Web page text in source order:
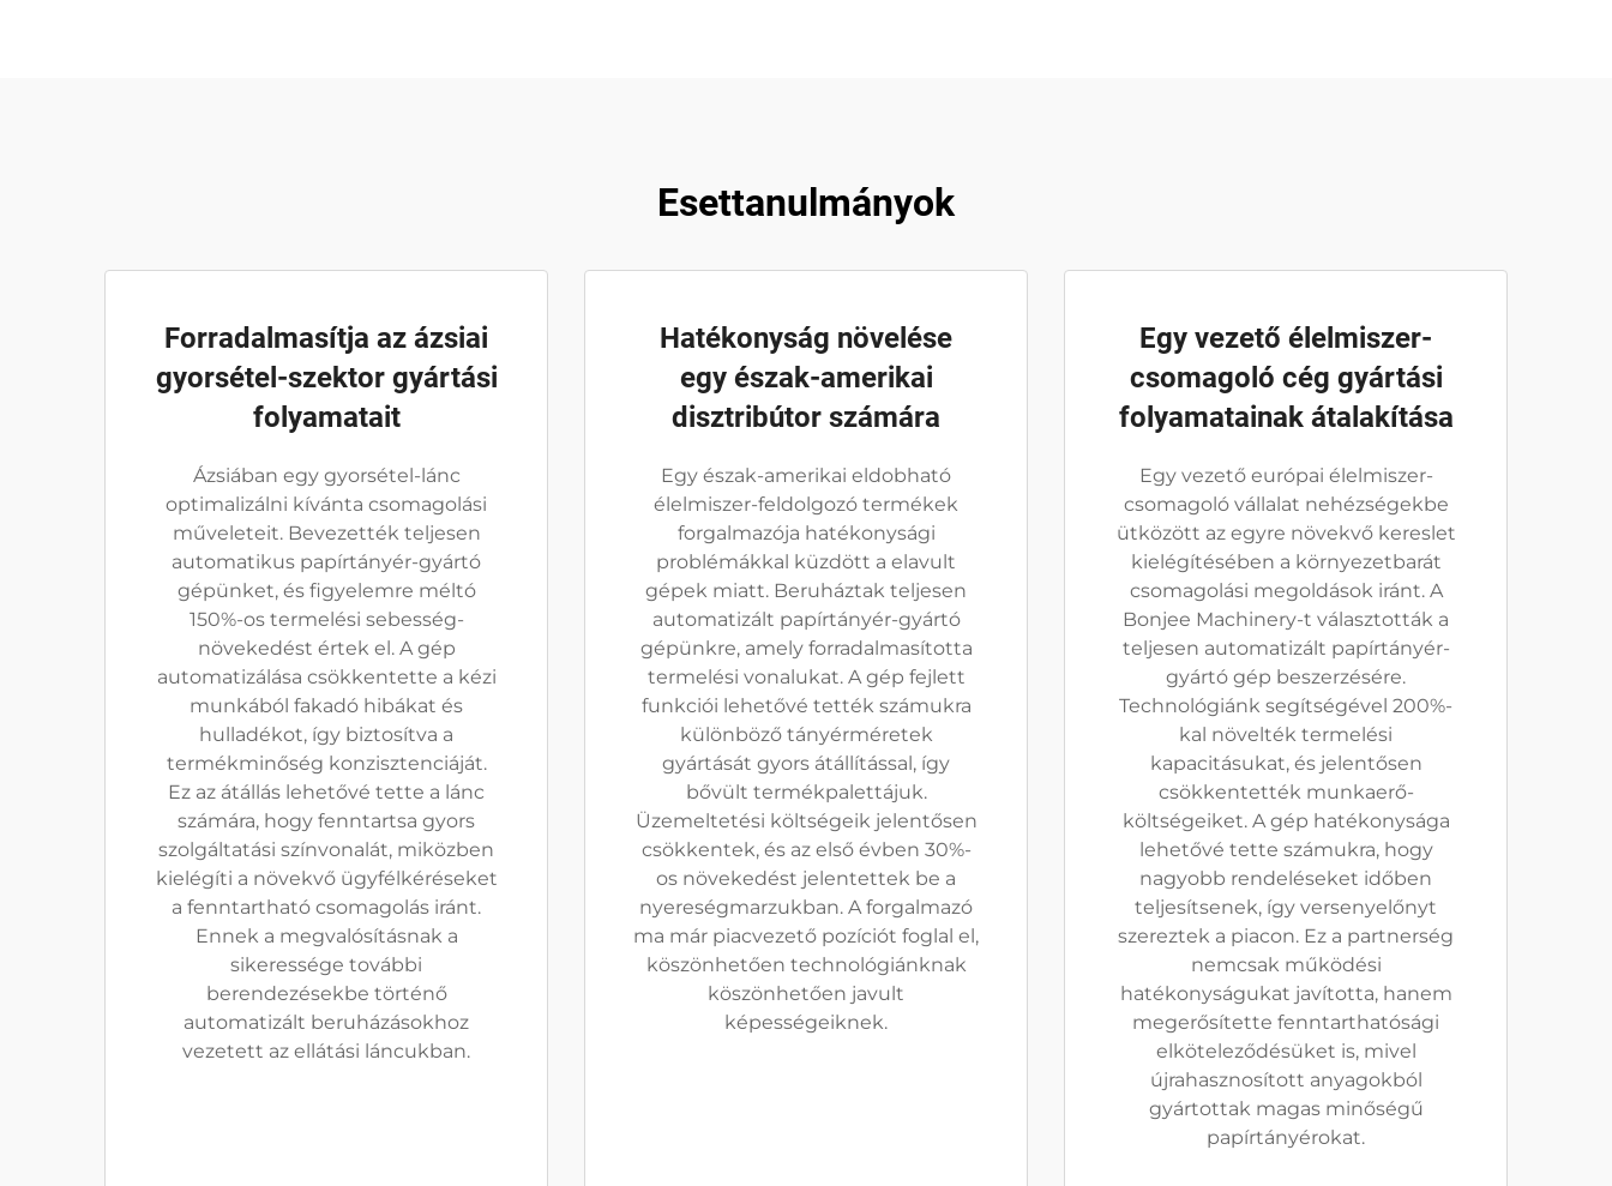
Esettanulmányok
Forradalmasítja az ázsiai
gyorsétel-szektor gyártási
folyamatait
Ázsiában egy gyorsétel-lánc
optimalizálni kívánta csomagolási
műveleteit. Bevezették teljesen
automatikus papírtányér-gyártó
gépünket, és figyelemre méltó
150%-os termelési sebesség-
növekedést értek el. A gép
automatizálása csökkentette a kézi
munkából fakadó hibákat és
hulladékot, így biztosítva a
termékminőség konzisztenciáját.
Ez az átállás lehetővé tette a lánc
számára, hogy fenntartsa gyors
szolgáltatási színvonalát, miközben
kielégíti a növekvő ügyfélkéréseket
a fenntartható csomagolás iránt.
Ennek a megvalósításnak a
sikeressége további
berendezésekbe történő
automatizált beruházásokhoz
vezetett az ellátási láncukban.
Hatékonyság növelése
egy észak-amerikai
disztribútor számára
Egy észak-amerikai eldobható
élelmiszer-feldolgozó termékek
forgalmazója hatékonysági
problémákkal küzdött a elavult
gépek miatt. Beruháztak teljesen
automatizált papírtányér-gyártó
gépünkre, amely forradalmasította
termelési vonalukat. A gép fejlett
funkciói lehetővé tették számukra
különböző tányérméretek
gyártását gyors átállítással, így
bővült termékpalettájuk.
Üzemeltetési költségeik jelentősen
csökkentek, és az első évben 30%-
os növekedést jelentettek be a
nyereségmarzukban. A forgalmazó
ma már piacvezető pozíciót foglal el,
köszönhetően technológiánknak
köszönhetően javult
képességeiknek.
Egy vezető élelmiszer-
csomagoló cég gyártási
folyamatainak átalakítása
Egy vezető európai élelmiszer-
csomagoló vállalat nehézségekbe
ütközött az egyre növekvő kereslet
kielégítésében a környezetbarát
csomagolási megoldások iránt. A
Bonjee Machinery-t választották a
teljesen automatizált papírtányér-
gyártó gép beszerzésére.
Technológiánk segítségével 200%-
kal növelték termelési
kapacitásukat, és jelentősen
csökkentették munkaerő-
költségeiket. A gép hatékonysága
lehetővé tette számukra, hogy
nagyobb rendeléseket időben
teljesítsenek, így versenyelőnyt
szereztek a piacon. Ez a partnerség
nemcsak működési
hatékonyságukat javította, hanem
megerősítette fenntarthatósági
elköteleződésüket is, mivel
újrahasznosított anyagokból
gyártottak magas minőségű
papírtányérokat.